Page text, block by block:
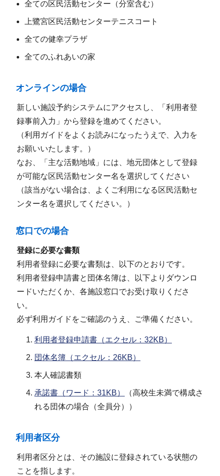
全ての区民活動センター（分室含む）
上鷺宮区民活動センターテニスコート
全ての健幸プラザ
全てのふれあいの家
オンラインの場合
新しい施設予約システムにアクセスし、「利用者登
録事前入力」から登録を進めてください。
（利用ガイドをよくお読みになったうえで、入力を
お願いいたします。）
なお、「主な活動地域」には、地元団体として登録
が可能な区民活動センター名を選択してください
（該当がない場合は、よくご利用になる区民活動セ
ンター名を選択してください。）
窓口での場合
登録に必要な書類
利用者登録に必要な書類は、以下のとおりです。
利用者登録申請書と団体名簿は、以下よりダウンロ
ードいただくか、各施設窓口でお受け取りくださ
い。
必ず利用ガイドをご確認のうえ、ご準備ください。
利用者登録申請書（エクセル：32KB）
団体名簿（エクセル：26KB）
本人確認書類
承諾書（ワード：31KB）
（高校生未満で構成さ
れる団体の場合（全員分））
利用者区分
利用者区分とは、その施設に登録されている状態の
ことを指します。